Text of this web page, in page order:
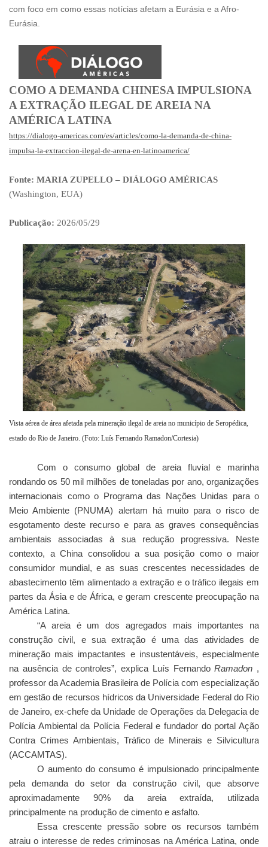
com foco em como essas notícias afetam a Eurásia e a Afro-
Eurásia.
COMO A DEMANDA CHINESA IMPULSIONA
A EXTRAÇÃO ILEGAL DE AREIA NA
AMÉRICA LATINA
https://dialogo-americas.com/es/articles/como-la-demanda-de-china-
impulsa-la-extraccion-ilegal-de-arena-en-latinoamerica/
Fonte: MARIA ZUPELLO – DIÁLOGO AMÉRICAS
(Washington, EUA)
Publicação: 2026/05/29
Vista aérea de área afetada pela mineração ilegal de areia no município de Seropédica,
estado do Rio de Janeiro. (Foto: Luís Fernando Ramadon/Cortesia)
Com o consumo global de areia fluvial e marinha
rondando os 50 mil milhões de toneladas por ano, organizações
internacionais como o Programa das Nações Unidas para o
Meio Ambiente (PNUMA) alertam há muito para o risco de
esgotamento deste recurso e para as graves consequências
ambientais associadas à sua redução progressiva. Neste
contexto, a China consolidou a sua posição como o maior
consumidor mundial, e as suas crescentes necessidades de
abastecimento têm alimentado a extração e o tráfico ilegais em
partes da Ásia e de África, e geram crescente preocupação na
América Latina.
“A areia é um dos agregados mais importantes na
construção civil, e sua extração é uma das atividades de
mineração mais impactantes e insustentáveis, especialmente
na ausência de controles”, explica Luís FernandoRamadon ,
professor da Academia Brasileira de Polícia com especialização
em gestão de recursos hídricos da Universidade Federal do Rio
de Janeiro, ex-chefe da Unidade de Operações da Delegacia de
Polícia Ambiental da Polícia Federal e fundador do portal Ação
Contra Crimes Ambientais, Tráfico de Minerais e Silvicultura
(ACCAMTAS).
O aumento do consumo é impulsionado principalmente
pela demanda do setor da construção civil, que absorve
aproximadamente 90% da areia extraída, utilizada
principalmente na produção de cimento e asfalto.
Essa crescente pressão sobre os recursos também
atraiu o interesse de redes criminosas na América Latina, onde